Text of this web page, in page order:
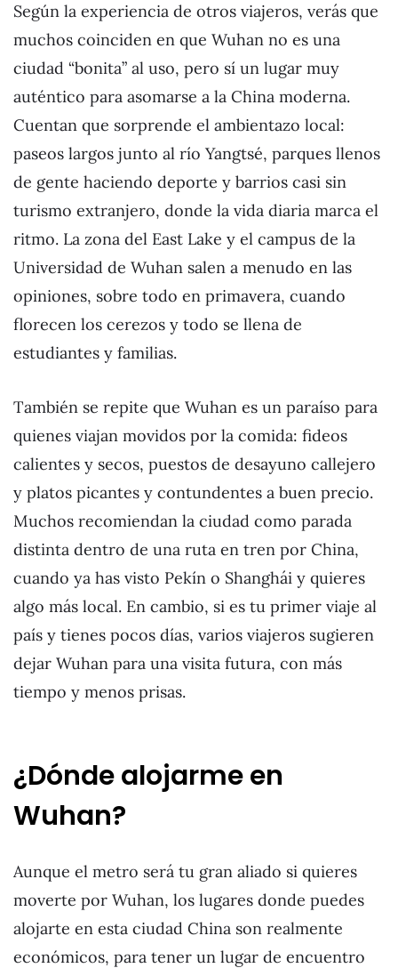
Según la experiencia de otros viajeros, verás que
muchos coinciden en que Wuhan no es una
ciudad “bonita” al uso, pero sí un lugar muy
auténtico para asomarse a la China moderna.
Cuentan que sorprende el ambientazo local:
paseos largos junto al río Yangtsé, parques llenos
de gente haciendo deporte y barrios casi sin
turismo extranjero, donde la vida diaria marca el
ritmo. La zona del East Lake y el campus de la
Universidad de Wuhan salen a menudo en las
opiniones, sobre todo en primavera, cuando
florecen los cerezos y todo se llena de
estudiantes y familias.
También se repite que Wuhan es un paraíso para
quienes viajan movidos por la comida: fideos
calientes y secos, puestos de desayuno callejero
y platos picantes y contundentes a buen precio.
Muchos recomiendan la ciudad como parada
distinta dentro de una ruta en tren por China,
cuando ya has visto Pekín o Shanghái y quieres
algo más local. En cambio, si es tu primer viaje al
país y tienes pocos días, varios viajeros sugieren
dejar Wuhan para una visita futura, con más
tiempo y menos prisas.
¿Dónde alojarme en
Wuhan?
Aunque el metro será tu gran aliado si quieres
moverte por Wuhan, los lugares donde puedes
alojarte en esta ciudad China son realmente
económicos, para tener un lugar de encuentro